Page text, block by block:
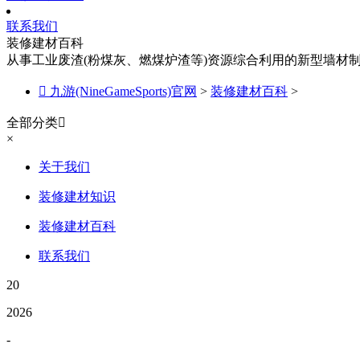
联系我们
装修建材百科
从事工业废渣(粉煤灰、燃煤炉渣等)资源综合利用的新型墙材
 九游(NineGameSports)官网 > 装修建材百科 >
全部分类
×
关于我们
装修建材知识
装修建材百科
联系我们
20
2026
-